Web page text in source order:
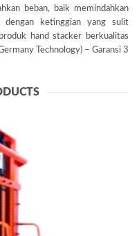
beban, baik memindahkan
ketinggian yang sulit
hand stacker berkualitas
Technology) – Garansi 3